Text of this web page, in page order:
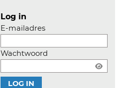
Log in
E-mailadres
Wachtwoord